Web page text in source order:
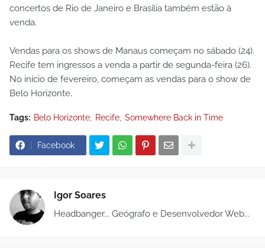
concertos de Rio de Janeiro e Brasília também estão à
venda.
Vendas para os shows de Manaus começam no sábado (24).
Recife tem ingressos a venda a partir de segunda-feira (26).
No início de fevereiro, começam as vendas para o show de
Belo Horizonte.
Tags: Belo Horizonte Recife Somewhere Back in Time
Facebook
Igor Soares
Headbanger... Geógrafo e Desenvolvedor Web...